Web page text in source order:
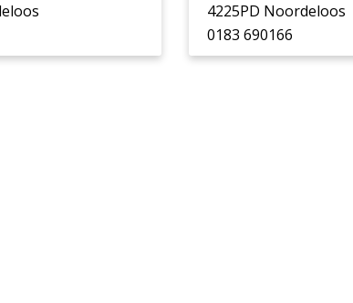
4225PD Noordeloos
0183 690166